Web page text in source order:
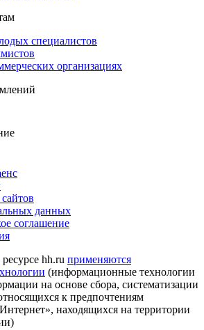
специалистов
организациях
данных
соглашение
hh.ru применяются
(информационные технологии
на основе сбора, систематизации
к предпочтениям
находящихся на территории